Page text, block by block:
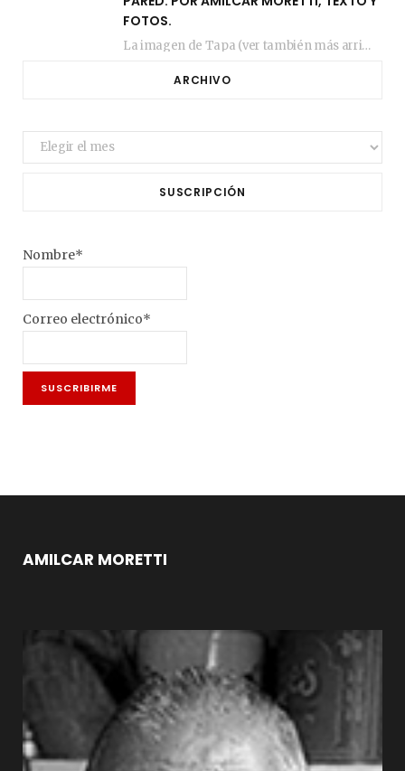
FOTOS.
La imagen de Tapa (ver también más arriba) fue compuesta en estos días de febrero…
ARCHIVO
Archivo
SUSCRIPCIÓN
Nombre*
Correo electrónico*
AMILCAR MORETTI